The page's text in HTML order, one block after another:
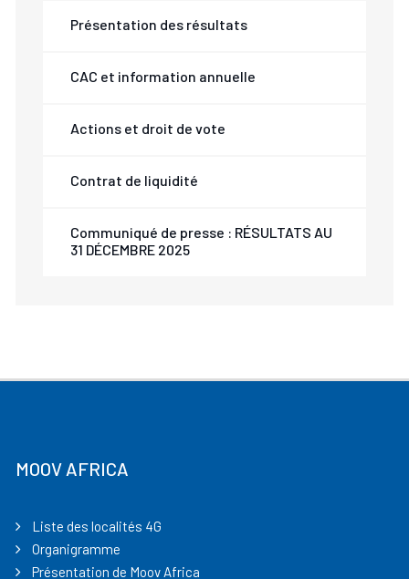
Présentation des résultats
CAC et information annuelle
Actions et droit de vote
Contrat de liquidité
Communiqué de presse : RÉSULTATS AU
31 DÉCEMBRE 2025
MOOV AFRICA
Liste des localités 4G
Organigramme
Présentation de Moov Africa